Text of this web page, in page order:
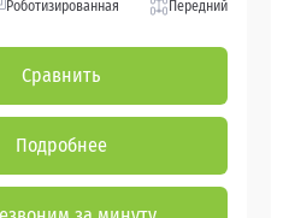
Роботизированная Передний
Сравнить
Подробнее